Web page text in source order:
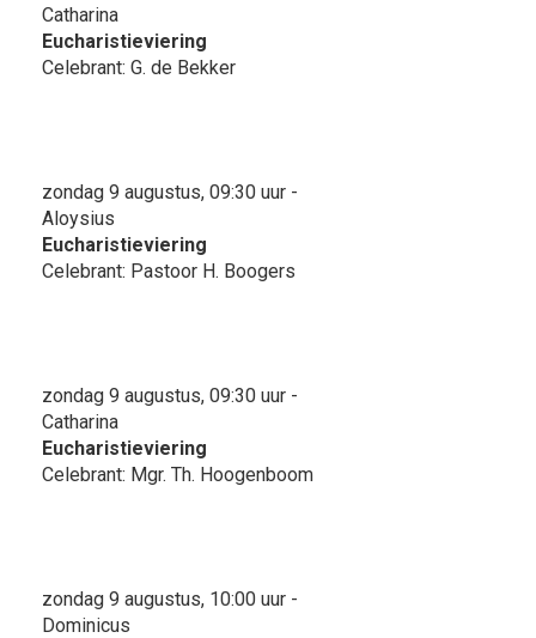
Catharina
Eucharistieviering
Celebrant: G. de Bekker
zondag 9 augustus, 09:30 uur -
Aloysius
Eucharistieviering
Celebrant: Pastoor H. Boogers
zondag 9 augustus, 09:30 uur -
Catharina
Eucharistieviering
Celebrant: Mgr. Th. Hoogenboom
zondag 9 augustus, 10:00 uur -
Dominicus